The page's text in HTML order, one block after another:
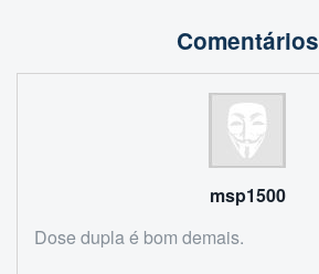
Comentários
msp1500
Dose dupla é bom demais.